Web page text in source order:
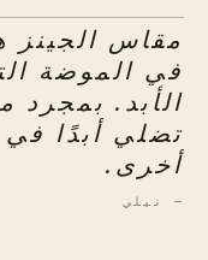
مقاس الجينز
في الموضة
الأبد. بمجرد
تضلي أبدًا
أخرى.
— نيلي